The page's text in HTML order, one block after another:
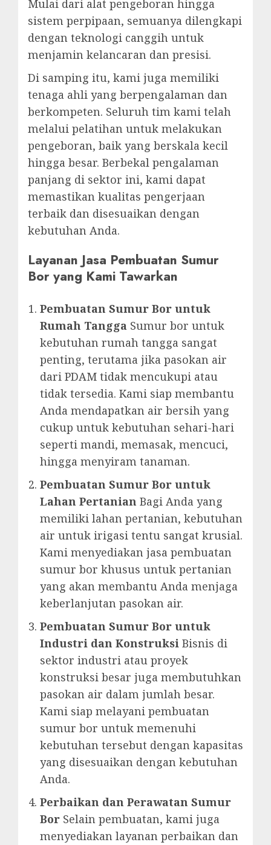
Mulai dari alat pengeboran hingga
sistem perpipaan, semuanya dilengkapi
dengan teknologi canggih untuk
menjamin kelancaran dan presisi.
Di samping itu, kami juga memiliki
tenaga ahli yang berpengalaman dan
berkompeten. Seluruh tim kami telah
melalui pelatihan untuk melakukan
pengeboran, baik yang berskala kecil
hingga besar. Berbekal pengalaman
panjang di sektor ini, kami dapat
memastikan kualitas pengerjaan
terbaik dan disesuaikan dengan
kebutuhan Anda.
Layanan Jasa Pembuatan Sumur
Bor yang Kami Tawarkan
Pembuatan Sumur Bor untuk
Rumah Tangga Sumur bor untuk
kebutuhan rumah tangga sangat
penting, terutama jika pasokan air
dari PDAM tidak mencukupi atau
tidak tersedia. Kami siap membantu
Anda mendapatkan air bersih yang
cukup untuk kebutuhan sehari-hari
seperti mandi, memasak, mencuci,
hingga menyiram tanaman.
Pembuatan Sumur Bor untuk
Lahan Pertanian Bagi Anda yang
memiliki lahan pertanian, kebutuhan
air untuk irigasi tentu sangat krusial.
Kami menyediakan jasa pembuatan
sumur bor khusus untuk pertanian
yang akan membantu Anda menjaga
keberlanjutan pasokan air.
Pembuatan Sumur Bor untuk
Industri dan Konstruksi Bisnis di
sektor industri atau proyek
konstruksi besar juga membutuhkan
pasokan air dalam jumlah besar.
Kami siap melayani pembuatan
sumur bor untuk memenuhi
kebutuhan tersebut dengan kapasitas
yang disesuaikan dengan kebutuhan
Anda.
Perbaikan dan Perawatan Sumur
Bor Selain pembuatan, kami juga
menyediakan layanan perbaikan dan